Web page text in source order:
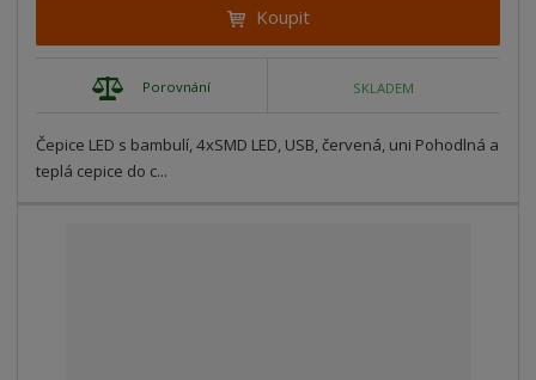
Koupit
Porovnání SKLADEM
Čepice LED s bambulí, 4xSMD LED, USB, červená, uni Pohodlná a
teplá cepice do c...